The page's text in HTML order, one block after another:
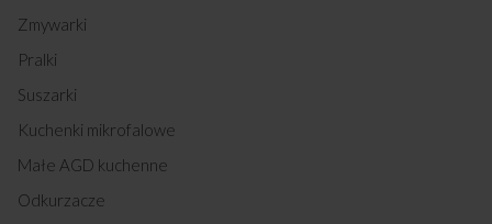
Zmywarki
Pralki
Suszarki
Kuchenki mikrofalowe
Małe AGD kuchenne
Odkurzacze